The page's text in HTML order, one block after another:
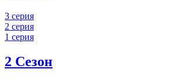
3 серия
2 серия
1 серия
2 Сезон